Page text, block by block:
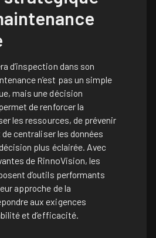
d’inspection dans son
n’est pas un simple
mais une décision
de renforcer la
les ressources, de prévenir
centraliser les données
plus éclairée. Avec
de RinnoVision, les
d’outils performants
approche de la
aux exigences
et d’efficacité.